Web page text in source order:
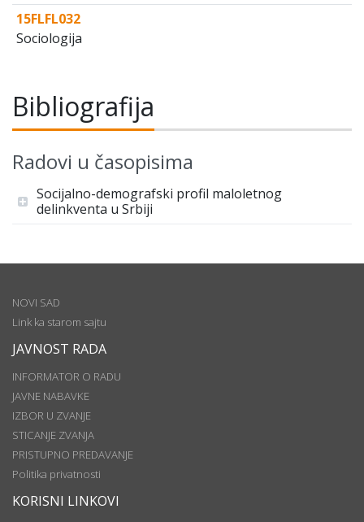
15FLFL032
Sociologija
Bibliografija
Radovi u časopisima
Socijalno-demografski profil maloletnog
delinkventa u Srbiji
NOVI SAD
Link ka starom sajtu
JAVNOST RADA
INFORMATOR O RADU
JAVNE NABAVKE
IZBOR U ZVANJE
STICANJE ZVANJA
PRISTUPNO PREDAVANJE
Politika privatnosti
KORISNI LINKOVI